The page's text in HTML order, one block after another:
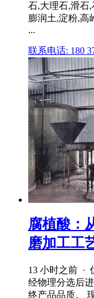
石,大理石,滑石
膨润土,淀粉,高
...
联系电话: 180
腐植酸：
磨加工工
13 小时之前 ·
经物理分选后
终产品品质。